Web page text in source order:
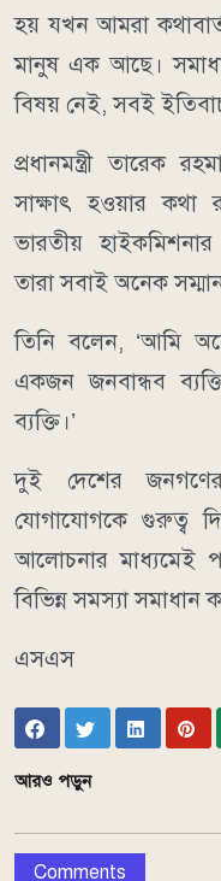
হয় যখন আমরা
মানুষ এক আছে।
বিষয় নেই, সবই
প্রধানমন্ত্রী তারেক
সাক্ষাৎ হওয়ার কথা
ভারতীয় হাইকমিশনার
তারা সবাই অনেক
তিনি বলেন, ‘আমি
একজন জনবান্ধব
ব্যক্তি।’
দুই দেশের
যোগাযোগকে গুরুত্ব
আলোচনার মাধ্যমেই
বিভিন্ন সমস্যা সমাধান
এসএস
আরও পড়ুন
Comments